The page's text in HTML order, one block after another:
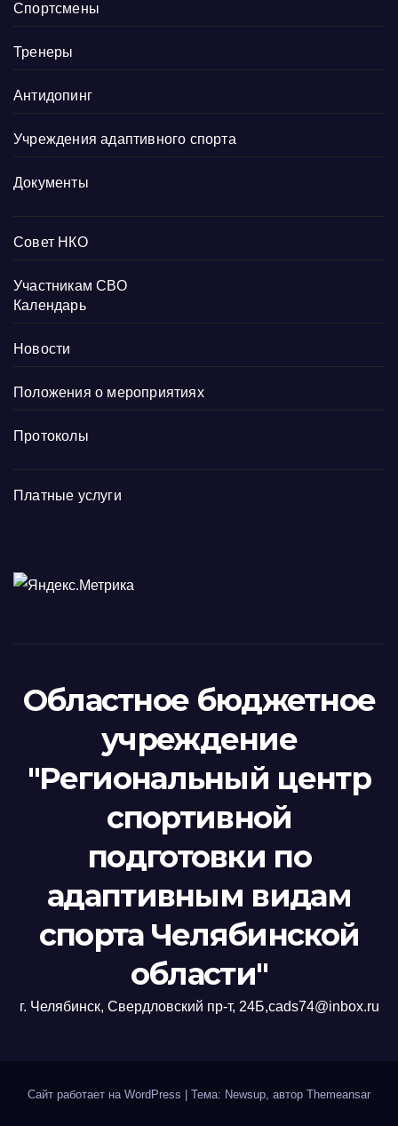
Спортсмены
Тренеры
Антидопинг
Учреждения адаптивного спорта
Документы
Совет НКО
Участникам СВО
Календарь
Новости
Положения о мероприятиях
Протоколы
Платные услуги
Областное бюджетное
учреждение
"Региональный центр
спортивной
подготовки по
адаптивным видам
спорта Челябинской
области"
г. Челябинск, Свердловский пр-т, 24Б,cads74@inbox.ru
Сайт работает на WordPress Тема: Newsup, автор Themeansar